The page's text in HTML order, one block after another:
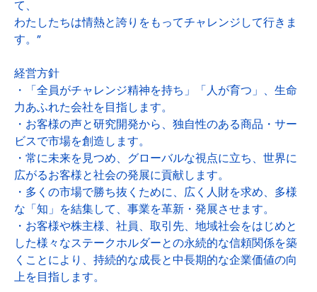
て、
わたしたちは情熱と誇りをもってチャレンジして行きま
す。”
経営方針
・「全員がチャレンジ精神を持ち」「人が育つ」、生命
力あふれた会社を目指します。
・お客様の声と研究開発から、独自性のある商品・サー
ビスで市場を創造します。
・常に未来を見つめ、グローバルな視点に立ち、世界に
広がるお客様と社会の発展に貢献します。
・多くの市場で勝ち抜くために、広く人財を求め、多様
な「知」を結集して、事業を革新・発展させます。
・お客様や株主様、社員、取引先、地域社会をはじめと
した様々なステークホルダーとの永続的な信頼関係を築
くことにより、持続的な成長と中長期的な企業価値の向
上を目指します。